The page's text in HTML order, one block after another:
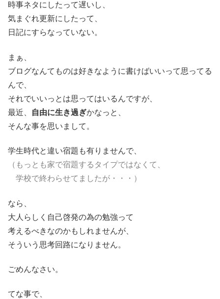
時事ネタにしたって遅いし、
気まぐれ更新にしたって、
日記にすらなっていない。
まぁ、
ブログなんてものは好きなように書けばいいって思ってる
んで、
それでいいっとは思ってはいるんですが、
最近、
自由に生き過ぎかなっと、
そんな事を思いまして。
学生時代と違い宿題も有りませんで、
（もっとも家で宿題するタイプではなくて、
学校で終わらせてましたが・・・）
なら、
大人らしく自己啓発の為の勉強って
考えるべきなのかもしれませんが、
そういう思考回路になりません。
ごめんなさい。
てな事で、